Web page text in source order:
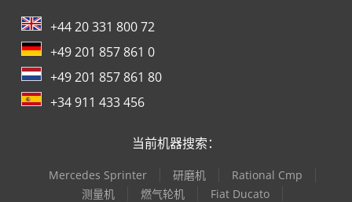
+44 20 331 800 72
+49 201 857 861 0
+49 201 857 861 80
+34 911 433 456
当前机器搜索：
Mercedes Sprinter 研磨机
Rational Cmp
测量机
燃气轮机
Fiat Ducato